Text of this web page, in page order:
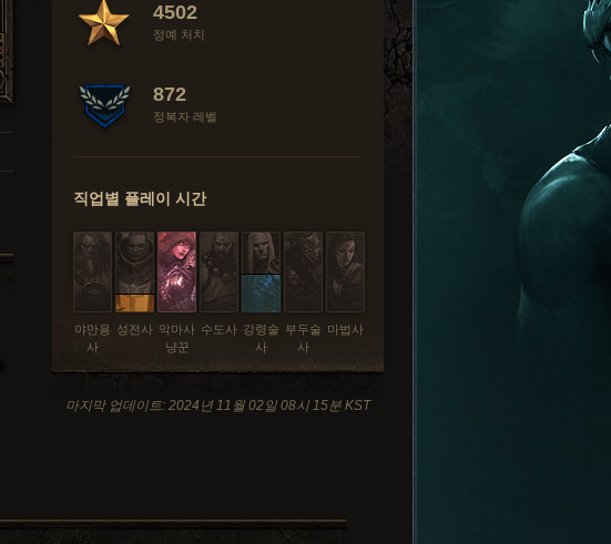
4502
정예 처치
872
정복자 레벨
직업별 플레이 시간
강령술
사
마법사
부두술
사
성전사 수도사
악마사
냥꾼
야만용
사
마지막 업데이트: 2024년 11월 02일 08시 15분 KST